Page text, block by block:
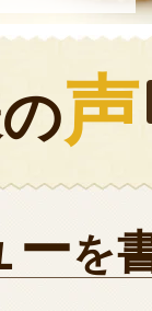
声
ーを